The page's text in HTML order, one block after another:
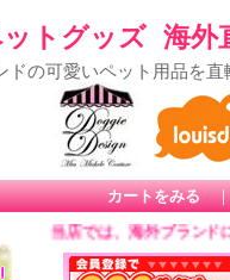
ットグッズ 海
ドの可愛いペット用品を
カートをみる
は、海外ブランドによ